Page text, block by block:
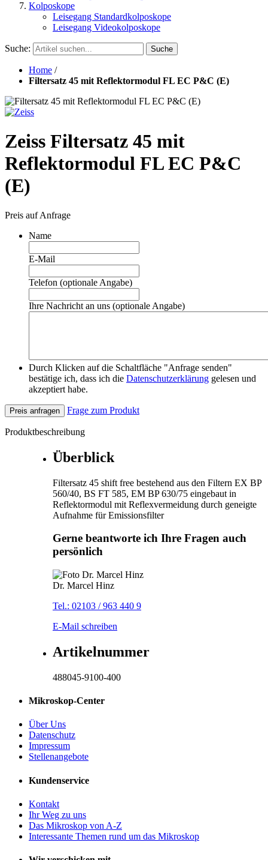
Kolposkope
Leisegang Standardkolposkope
Leisegang Videokolposkope
Suche: Suche
Home /
Filtersatz 45 mit Reflektormodul FL EC P&C (E)
Zeiss Filtersatz 45 mit
Reflektormodul FL EC P&C
(E)
Preis auf Anfrage
Name
E-Mail
Telefon (optionale Angabe)
Ihre Nachricht an uns (optionale Angabe)
Durch Klicken auf die Schaltfläche "Anfrage senden"
bestätige ich, dass ich die Datenschutzerklärung gelesen und
akzeptiert habe.
Preis anfragen Frage zum Produkt
Produktbeschreibung
Überblick
Filtersatz 45 shift free bestehend aus den Filtern EX BP
560/40, BS FT 585, EM BP 630/75 eingebaut in
Reflektormodul mit Reflexvermeidung durch geneigte
Aufnahme für Emissionsfilter
Gerne beantworte ich Ihre Fragen auch
persönlich
Dr. Marcel Hinz
Tel.: 02103 / 963 440 9
E-Mail schreiben
Artikelnummer
488045-9100-400
Mikroskop-Center
Über Uns
Datenschutz
Impressum
Stellenangebote
Kundenservice
Kontakt
Ihr Weg zu uns
Das Mikroskop von A-Z
Interessante Themen rund um das Mikroskop